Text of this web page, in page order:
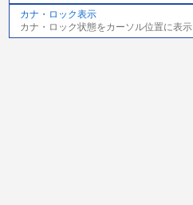
カナ・ロック表示
カナ・ロック状態をカーソル位置に表示